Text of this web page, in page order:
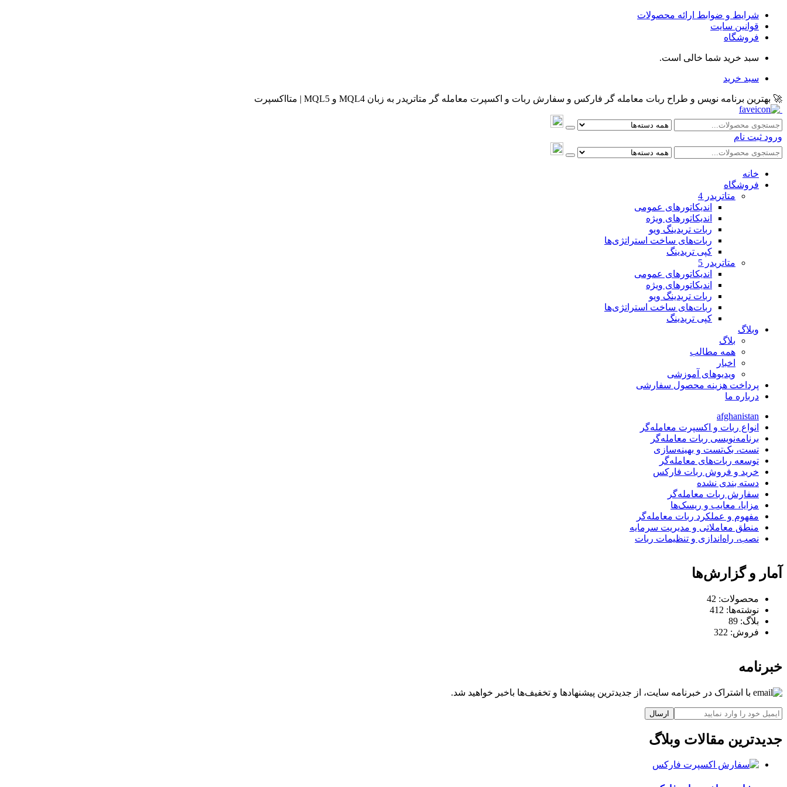
شرایط و ضوابط ارائه محصولات
قوانین سایت
فروشگاه
سبد خرید شما خالی است.
سبد خرید
🚀 بهترین برنامه نویس و طراح ربات معامله گر فارکس و سفارش ربات و اکسپرت معامله گر متاتریدر به زبان MQL4 و MQL5 | متااکسپرت
ورود ثبت نام
خانه
فروشگاه
متاتريدر 4
اندیکاتورهای عمومی
اندیکاتورهای ویژه
ربات تریدینگ ویو
ربات‌های ساخت استراتژی‌ها
کپی تریدینگ
متاتريدر 5
اندیکاتورهای عمومی
اندیکاتورهای ویژه
ربات تریدینگ ویو
ربات‌های ساخت استراتژی‌ها
کپی تریدینگ
وبلاگ
بلاگ
همه مطالب
اخبار
ویدیوهای آموزشی
پرداخت هزینه محصول سفارشی
درباره ما
afghanistan
انواع ربات و اکسپرت معامله‌گر
برنامه‌نویسی ربات معامله‌گر
تست، بک‌تست و بهینه‌سازی
توسعه ربات‌های معامله‌گر
خرید و فروش ربات فارکس
دسته بندی نشده
سفارش ربات معامله‌گر
مزایا، معایب و ریسک‌ها
مفهوم و عملکرد ربات معامله‌گر
منطق معاملاتی و مدیریت سرمایه
نصب، راه‌اندازی و تنظیمات ربات
آمار و گزارش‌ها
محصولات: 42
نوشته‌ها: 412
بلاگ: 89
فروش: 322
خبرنامه
با اشتراک در خبرنامه سایت، از جدیدترین پیشنهادها و تخفیف‌ها باخبر خواهید شد.
ارسال
جدیدترین مقالات وبلاگ